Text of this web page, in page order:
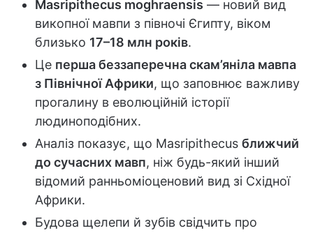
Masripithecus moghraensis — новий вид
викопної мавпи з півночі Єгипту, віком
близько 17–18 млн років.
Це перша беззаперечна скам’яніла мавпа
з Північної Африки, що заповнює важливу
прогалину в еволюційній історії
людиноподібних.
Аналіз показує, що Masripithecus ближчий
до сучасних мавп, ніж будь-який інший
відомий ранньоміоценовий вид зі Східної
Африки.
Будова щелепи й зубів свідчить про